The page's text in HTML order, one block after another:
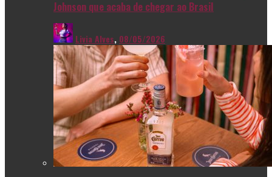
Johnson que acaba de chegar ao Brasil
Livia Alves, 08/05/2026